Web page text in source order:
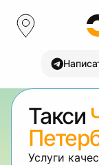
Такси
Услуги